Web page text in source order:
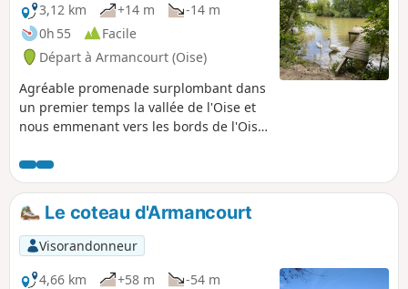
3,12 km
+14 m
-14 m
0h 55
Facile
Départ à Armancourt (Oise)
Agréable promenade surplombant dans
un premier temps la vallée de l'Oise et
nous emmenant vers les bords de l'Oise
laquelle furent découverts lors d'un
dragage de la rivière, un casque, des
lances, une épée, un vase pour certains
vieux de plus de trois mille ans et
prouvant la présence de l'homme sur
cette île.
Le coteau d'Armancourt
Visorandonneur
4,66 km
+58 m
-54 m